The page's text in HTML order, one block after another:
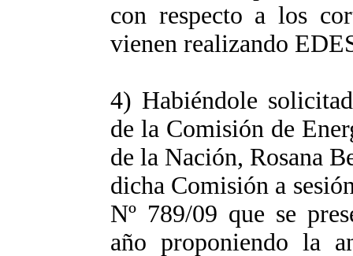
con respecto a los
vienen realizando
4) Habiéndole
de la Comisión de
de la Nación, Rosana
dicha Comisión a
Nº 789/09 que se
año proponiendo la